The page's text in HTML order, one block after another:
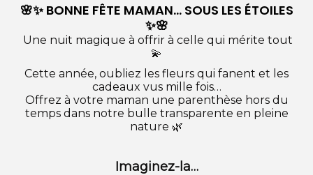
🌸✨ BONNE FÊTE MAMAN… SOUS LES ÉTOILES
✨🌸
Une nuit magique à offrir à celle qui mérite tout
💫
Cette année, oubliez les fleurs qui fanent et les
cadeaux vus mille fois…
Offrez à votre maman une parenthèse hors du
temps dans notre bulle transparente en pleine
nature 🌿
Imaginez-la…